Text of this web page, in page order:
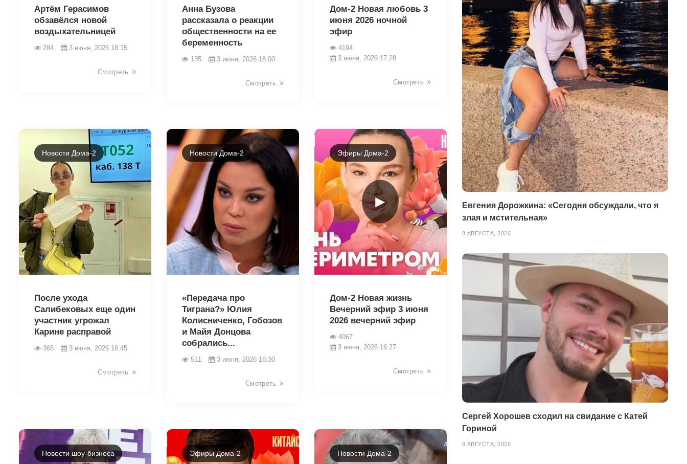
Артём Герасимов
обзавёлся новой
воздыхательницей
284 3 июня, 2026 18:15
Смотреть
Анна Бузова
рассказала о реакции
общественности на ее
беременность
135 3 июня, 2026 18:00
Смотреть
Дом-2 Новая любовь 3
июня 2026 ночной
эфир
4194
3 июня, 2026 17:28
Смотреть
Новости Дома-2
После ухода
Салибековых еще один
участник угрожал
Карине расправой
365 3 июня, 2026 16:45
Смотреть
Новости Дома-2
«Передача про
Тиграна?» Юлия
Колисниченко, Гобозов
и Майя Донцова
собрались...
511 3 июня, 2026 16:30
Смотреть
►
Эфиры Дома-2
Дом-2 Новая жизнь
Вечерний эфир 3 июня
2026 вечерний эфир
4067
3 июня, 2026 16:27
Смотреть
Новости шоу-бизнеса Эфиры Дома-2 Новости Дома-2
Евгения Дорожкина: «Сегодня обсуждали, что я
злая и мстительная»
8 АВГУСТА, 2026
Сергей Хорошев сходил на свидание с Катей
Гориной
8 АВГУСТА, 2026